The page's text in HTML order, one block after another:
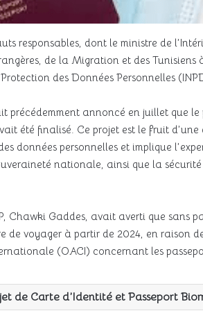
responsables, dont le ministre de
de la Migration et des Tunisiens
des Données Personnelles
précédemment annoncé en juillet que
été finalisé. Ce projet est le fruit
données personnelles et implique
nationale, ainsi que la
Chawki Gaddes, avait averti que sans
de voyager à partir de 2024, en raison
(OACI) concernant les
de Carte d’Identité et Passeport